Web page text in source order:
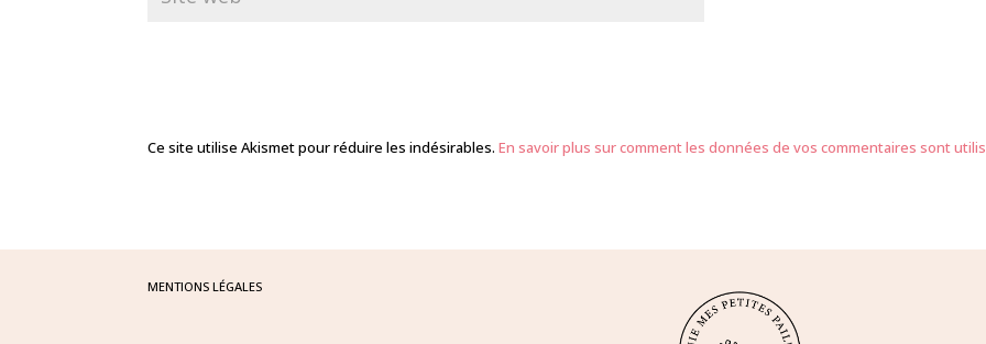
Ce site utilise Akismet pour réduire les indésirables.En savoir plus sur comment les données de vos commentaires sont
MENTIONS LÉGALES